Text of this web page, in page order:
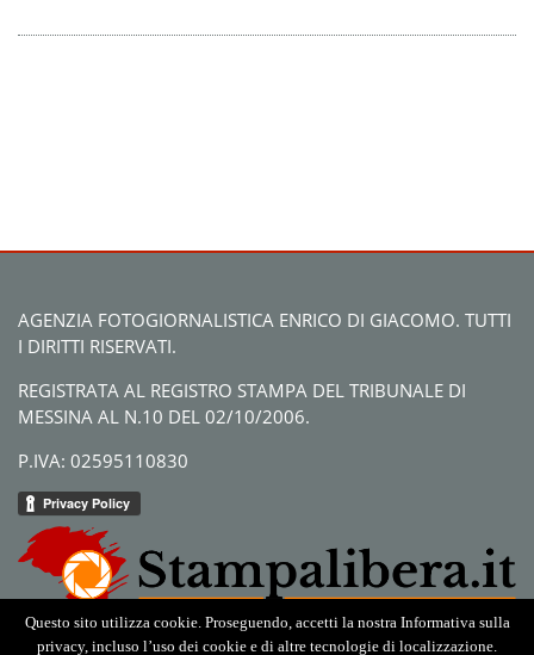
AGENZIA FOTOGIORNALISTICA ENRICO DI GIACOMO. TUTTI
I DIRITTI RISERVATI.
REGISTRATA AL REGISTRO STAMPA DEL TRIBUNALE DI
MESSINA AL N.10 DEL 02/10/2006.
P.IVA: 02595110830
Questo sito utilizza cookie. Proseguendo, accetti la nostra Informativa sulla
privacy, incluso l’uso dei cookie e di altre tecnologie di localizzazione.